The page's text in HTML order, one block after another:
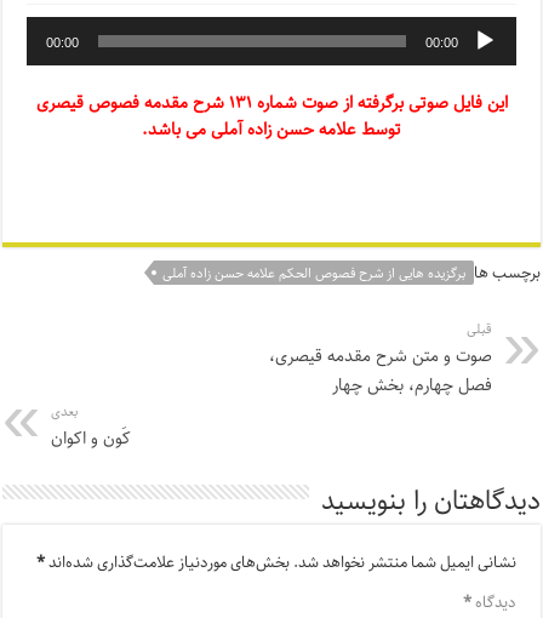
00:00
00:00
این فایل صوتی برگرفته از صوت شماره ۱۳۱ شرح مقدمه فصوص قیصری
توسط علامه حسن زاده آملی می باشد.
برچسب ها برگزیده هایی از شرح فصوص الحکم علامه حسن زاده آملی
قبلی
صوت و متن شرح مقدمه قیصری،
فصل چهارم، بخش چهار
بعدی
کَون و اکوان
دیدگاهتان را بنویسید
نشانی ایمیل شما منتشر نخواهد شد.بخش‌های موردنیاز علامت‌گذاری شده‌اند*
دیدگاه*